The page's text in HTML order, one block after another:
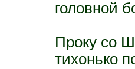
головной
Проку со
тихонько